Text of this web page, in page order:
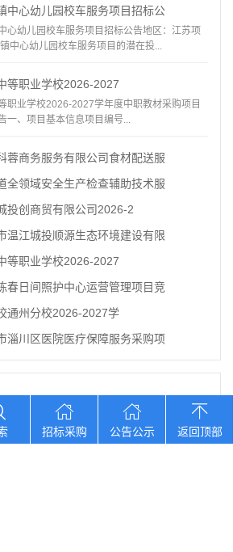
中心幼儿园校车服务项目招标公
心幼儿园校车服务项目招标公告地区：江苏项
中心幼儿园校车服务项目的潜在投...
等职业学校2026-2027
职业学校2026-2027学年度中职教材采购项目
一、项目基本信息项目编号...
蓉商务服务有限公司食材配送服
全领域安全生产检查辅助技术服
投创商贸有限公司2026-2
温江城投顺源生态环境建设有限
等职业学校2026-2027
春日间照护中心运营管理项目竞
通州分校2026-2027学
淄川区医院医疗保障服务采购项
幼儿园校车服务项目招标公
招标采购 公告公示 返回顶部